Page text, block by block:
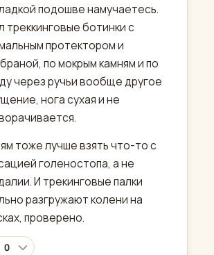
подошве намучаетесь.
треккинговые ботинки с
протектором и
по мокрым камням и по
через ручьи вообще другое
нога сухая и не
тоже лучше взять что-то с
голеностопа, а не
И трекинговые палки
разгружают колени на
проверено.
0